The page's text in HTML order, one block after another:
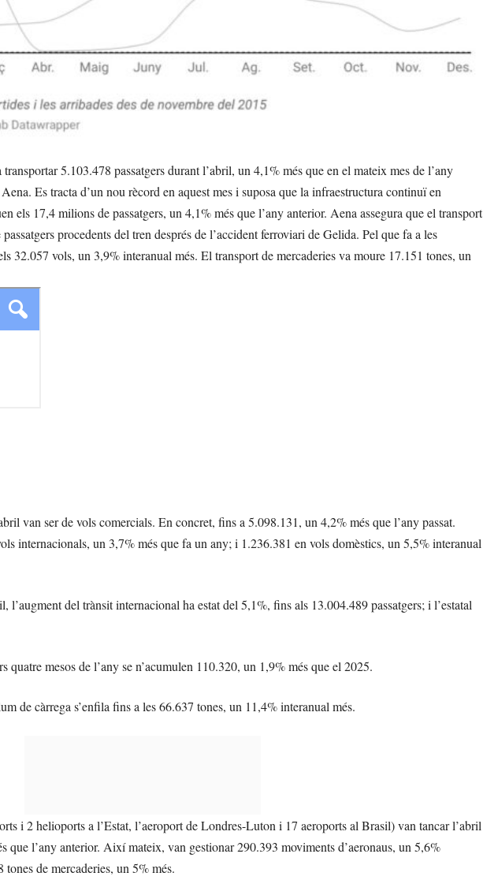
5.103.478 passatgers durant l’abril, un 4,1% més que en el mateix mes de l’any
Es tracta d’un nou rècord en aquest mes i suposa que la infraestructura continuï en
els 17,4 milions de passatgers, un 4,1% més que l’any anterior. Aena assegura que el transport
procedents del tren després de l’accident ferroviari de Gelida. Pel que fa a les
32.057 vols, un 3,9% interanual més. El transport de mercaderies va moure 17.151 tones, un
van ser de vols comercials. En concret, fins a 5.098.131, un 4,2% més que l’any passat.
internacionals, un 3,7% més que fa un any; i 1.236.381 en vols domèstics, un 5,5% interanual
l’augment del trànsit internacional ha estat del 5,1%, fins als 13.004.489 passatgers; i l’estatal
quatre mesos de l’any se n’acumulen 110.320, un 1,9% més que el 2025.
de càrrega s’enfila fins a les 66.637 tones, un 11,4% interanual més.
i 2 helioports a l’Estat, l’aeroport de Londres-Luton i 17 aeroports al Brasil) van tancar l’abril
que l’any anterior. Així mateix, van gestionar 290.393 moviments d’aeronaus, un 5,6%
de mercaderies, un 5% més.